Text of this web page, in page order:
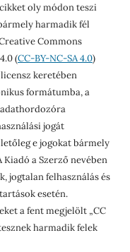
oly módon teszi
harmadik fél
Commons
(CC-BY-NC-SA 4.0)
keretében
formátumba, a
jogát
e jogokat bármely
a Szerző nevében
jogtalan felhasználás és
esetén.
a fent megjelölt „CC
harmadik felek